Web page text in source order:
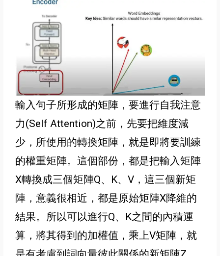
輸入句子所形成的矩陣，要進行自我注意
力(Self Attention)之前，先要把維度減
少，所使用的轉換矩陣，就是即將要訓練
的權重矩陣。這個部份，都是把輸入矩陣
X轉換成三個矩陣Q、K、V，這三個新矩
陣，意義很相近，都是原始矩陣X降維的
結果。所以可以進行Q、K之間的內積運
算，將其得到的加權值 ，乘上V矩陣，就